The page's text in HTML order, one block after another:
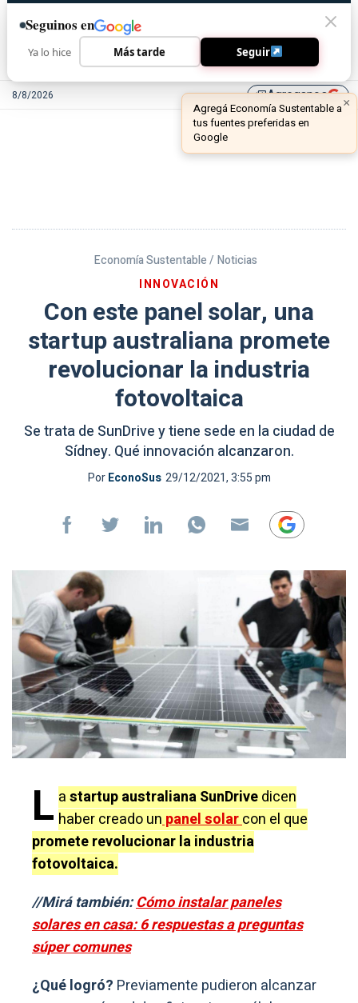
8/8/2026 library_addAgreganos
Economía Sustentable / Noticias
INNOVACIÓN
Con este panel solar, una
startup australiana promete
revolucionar la industria
fotovoltaica
Se trata de SunDrive y tiene sede en la ciudad de
Sídney. Qué innovación alcanzaron.
PorEconoSus 29/12/2021, 3:55 pm
L astartup australiana SunDrivedicen
haber creado unpanel solarcon el que
promete revolucionar la industria
fotovoltaica.
//Mirá también:Cómo instalar paneles
solares en casa: 6 respuestas a preguntas
súper comunes
¿Qué logró? Previamente pudieron alcanzar
Seguinos en
Ya lo hice Más tarde Seguir